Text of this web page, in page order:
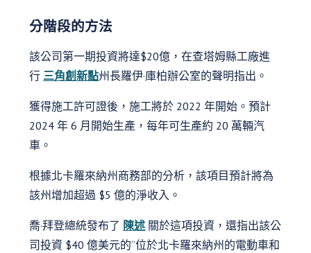
分階段的方法
該公司第一期投資將達$20億，在查塔姆縣工廠進
行 三角創新點州長羅伊·庫柏辦公室的聲明指出。
獲得施工許可證後，施工將於 2022 年開始。預計
2024 年 6 月開始生產，每年可生產約 20 萬輛汽
車。
根據北卡羅來納州商務部的分析，該項目預計將為
該州增加超過 $5 億的淨收入。
喬·拜登總統發布了 陳述 關於這項投資，還指出該公
司投資 $40 億美元的“位於北卡羅來納州的電動車和